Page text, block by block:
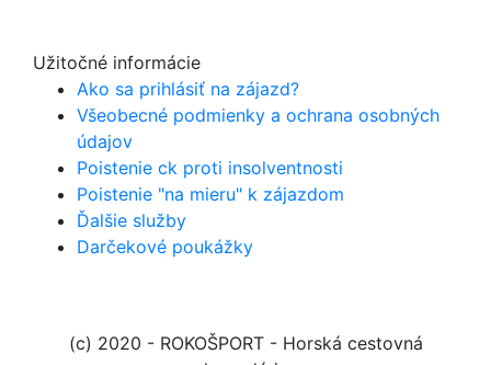
Užitočné informácie
Ako sa prihlásiť na zájazd?
Všeobecné podmienky a ochrana osobných
údajov
Poistenie ck proti insolventnosti
Poistenie "na mieru" k zájazdom
Ďalšie služby
Darčekové poukážky
(c) 2020 - ROKOŠPORT- Horská cestovná